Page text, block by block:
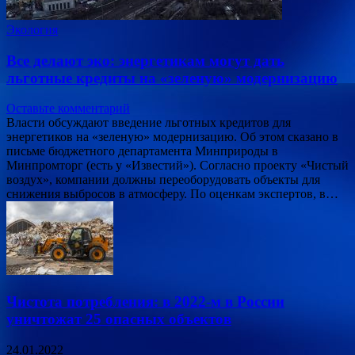
Экология
Все делают эко: энергетикам могут дать
льготные кредиты на «зеленую» модернизацию
Оставьте комментарий
Власти обсуждают введение льготных кредитов для
энергетиков на «зеленую» модернизацию. Об этом сказано в
письме бюджетного департамента Минприроды в
Минпромторг (есть у «Известий»). Согласно проекту «Чистый
воздух», компании должны переоборудовать объекты для
снижения выбросов в атмосферу. По оценкам экспертов, в…
Чистота потребления: в 2022-м в России
уничтожат 25 опасных объектов
24.01.2022